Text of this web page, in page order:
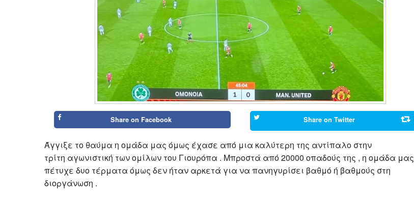
Share on Facebook Share on Twitter
Άγγιξε το θαύμα η ομάδα μας όμως έχασε από μια καλύτερη της αντίπαλο στην
τρίτη αγωνιστική των ομίλων του Γιουρόπα . Μπροστά από 20000 οπαδούς της , η ομάδα μας
πέτυχε δυο τέρματα όμως δεν ήταν αρκετά για να πανηγυρίσει βαθμό ή βαθμούς στη
διοργάνωση .